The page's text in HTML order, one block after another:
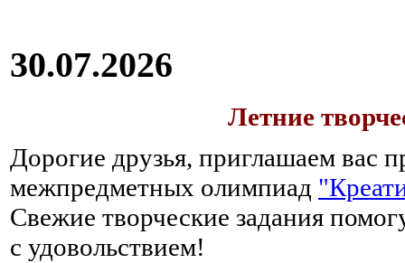
30.07.2026
Летние
Дорогие друзья, приглашаем вас
межпредметных олимпиад
Свежие творческие задания
с удовольствием!